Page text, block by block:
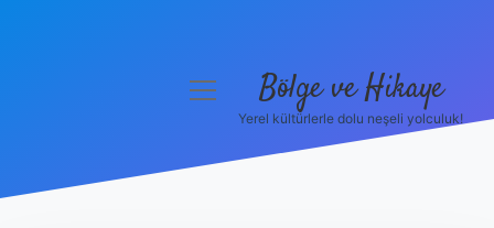
menüyü
Bölge ve Hikaye
Yerel kültürlerle dolu neşeli yolculuk!